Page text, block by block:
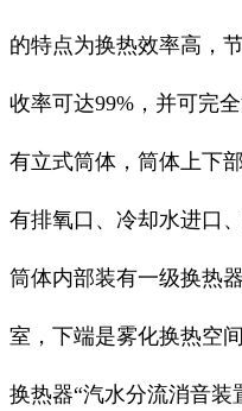
的特点为换热效率高，
收率可达99%，并可完
有立式筒体，筒体上下
有排氧口、冷却水进口
筒体内部装有一级换热
室，下端是雾化换热空
换热器“汽水分流消音装